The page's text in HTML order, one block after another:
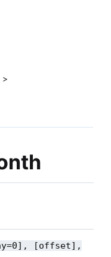
[offset],